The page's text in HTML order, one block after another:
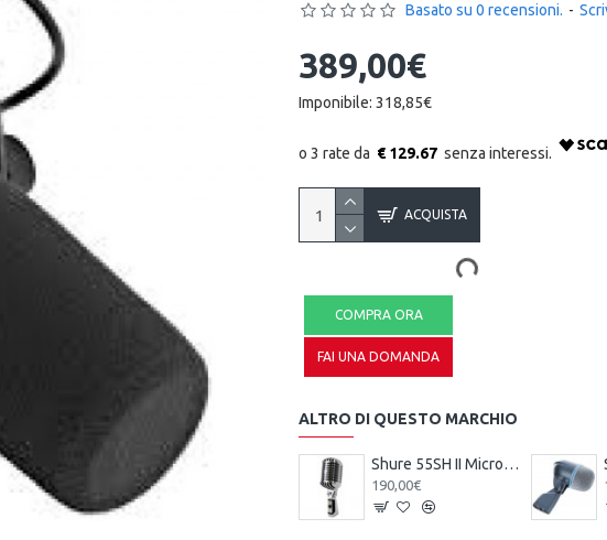
Basato su 0 recensioni. -
389,00€
Imponibile: 318,85€
€ 129.67
ACQUISTA
COMPRA ORA
FAI UNA DOMANDA
ALTRO DI QUESTO MARCHIO
Shure 55SH II Microphone Vintage Style
190,00€